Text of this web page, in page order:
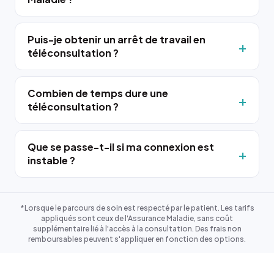
Puis-je obtenir un arrêt de travail en
téléconsultation ?
Combien de temps dure une
téléconsultation ?
Que se passe-t-il si ma connexion est
instable ?
*Lorsque le parcours de soin est respecté par le patient. Les tarifs
appliqués sont ceux de l'Assurance Maladie, sans coût
supplémentaire lié à l'accès à la consultation. Des frais non
remboursables peuvent s'appliquer en fonction des options.